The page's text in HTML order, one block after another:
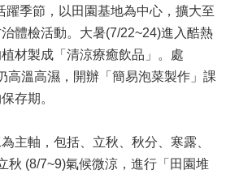
躍季節，以田園基地為中心，擴大至
體檢活動。大暑(7/22~24)進入酷熱
材製成「清涼療癒飲品」。處
高溫高濕，開辦「簡易泡菜製作」課
存期。
主軸，包括、立秋、秋分、寒露、
秋 (8/7~9)氣候微涼，進行「田園堆